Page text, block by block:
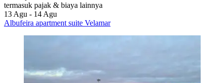
termasuk pajak & biaya lainnya
13 Agu - 14 Agu
Albufeira apartment suite Velamar